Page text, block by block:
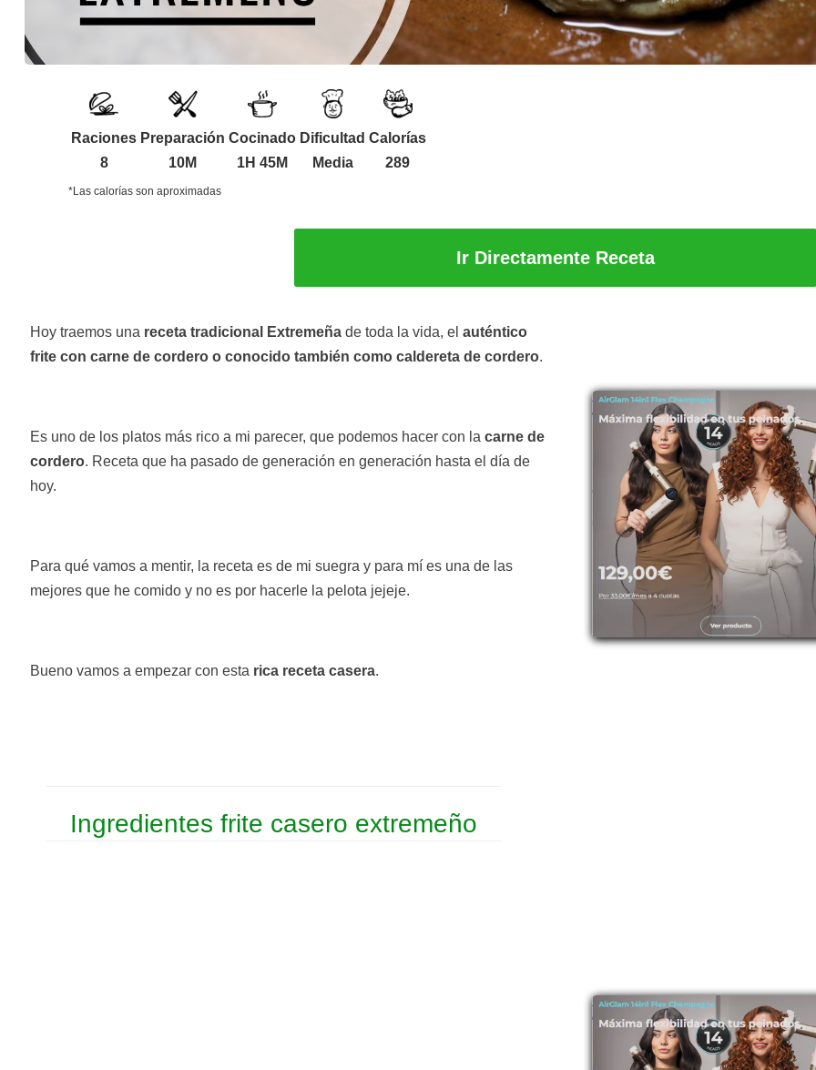
Raciones
8
Preparación
10M
Cocinado
1H 45M
Dificultad
Media
Calorías
289
*Las calorías son aproximadas
Ir Directamente Receta
Hoy traemos una receta tradicional Extremeña de toda la vida, el auténtico
frite con carne de cordero o conocido también como caldereta de cordero.
Es uno de los platos más rico a mi parecer, que podemos hacer con la carne de
cordero. Receta que ha pasado de generación en generación hasta el día de
hoy.
Para qué vamos a mentir, la receta es de mi suegra y para mí es una de las
mejores que he comido y no es por hacerle la pelota jejeje.
Bueno vamos a empezar con esta rica receta casera.
Ingredientes frite casero extremeño